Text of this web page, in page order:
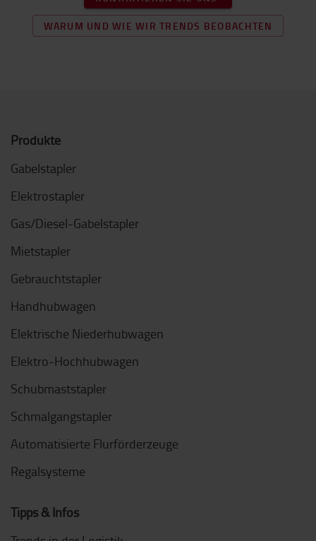
WARUM UND WIE WIR TRENDS BEOBACHTEN
Produkte
Gabelstapler
Elektrostapler
Gas/Diesel-Gabelstapler
Mietstapler
Gebrauchtstapler
Handhubwagen
Elektrische Niederhubwagen
Elektro-Hochhubwagen
Schubmaststapler
Schmalgangstapler
Automatisierte Flurförderzeuge
Regalsysteme
Tipps & Infos